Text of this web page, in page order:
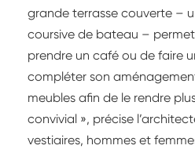
grande terrasse couverte –
coursive de bateau –
prendre un café ou de faire
compléter son
meubles afin de le rendre
convivial », précise
vestiaires, hommes et